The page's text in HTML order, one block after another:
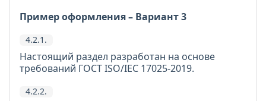
Пример оформления – Вариант 3
4.2.1.
Настоящий раздел разработан на основе
требований ГОСТ ISO/IEC 17025-2019.
4.2.2.